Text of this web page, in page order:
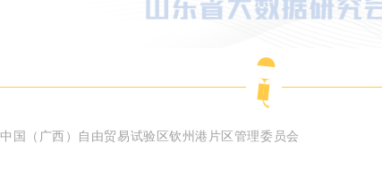
中国（广西）自由贸易试验区钦州港片区管理委员会